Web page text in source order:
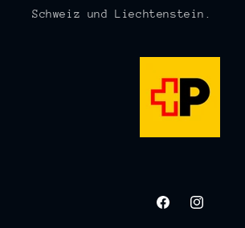
Schweiz und Liechtenstein.
FacebookInstagram